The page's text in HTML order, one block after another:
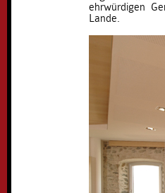
ehrwürdigen
Lande.